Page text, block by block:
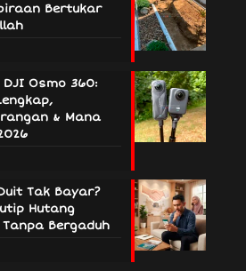
Bertukar
Osmo 360:
& Mana
Tak Bayar?
Hutang
Bergaduh